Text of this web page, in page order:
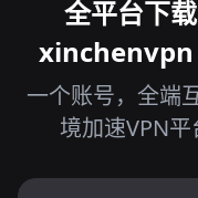
全平台下
xinchenvpn
一个账号，全端
境加速VPN